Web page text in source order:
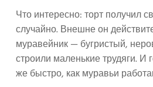
Что интересно: торт получил
случайно. Внешне он
муравейник — бугристый,
строили маленькие трудяги. И
же быстро, как муравьи